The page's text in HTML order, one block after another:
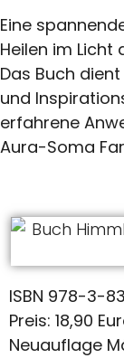
Eine
Heilen im Licht
Das Buch
und
erfahrene
Aura-Soma
ISBN 978-3-
Preis: 18,90
Neuauflage